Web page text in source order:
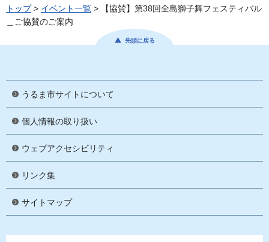
トップ> イベント一覧 > 【協賛】第38回全島獅子舞フェスティバル
＿ご協賛のご案内
先頭に戻る
うるま市サイトについて
個人情報の取り扱い
ウェブアクセシビリティ
リンク集
サイトマップ